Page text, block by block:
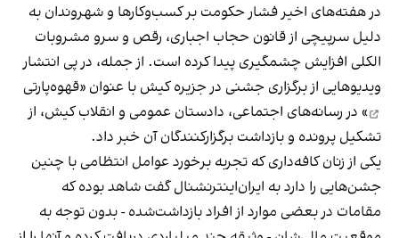
در هفته‌های اخیر فشار حکومت بر کسب‌وکارها و شهروندان به
دلیل سرپیچی از قانون حجاب اجباری، رقص و سرو مشروبات
الکلی افزایش چشمگیری پیدا کرده است. از جمله، در پی انتشار
ویدیوهایی از برگزاری جشنی در جزیره کیش با عنوان «قهوه‌پارتی
» در رسانه‌های اجتماعی، دادستان عمومی و انقلاب کیش، از
تشکیل پرونده و بازداشت برگزارکنندگان آن خبر داد.
یکی از زنان کافه‌داری که تجربه برخورد عوامل انتظامی با چنین
جشن‌هایی را دارد به ایران‌اینترنشنال گفت شاهد بوده که
مقامات در بعضی موارد از افراد بازداشت‌‌شده - بدون توجه به